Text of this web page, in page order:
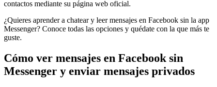
contactos mediante su página web oficial.
¿Quieres aprender a chatear y leer mensajes en Facebook sin la app
Messenger? Conoce todas las opciones y quédate con la que más te
guste.
Cómo ver mensajes en Facebook sin
Messenger y enviar mensajes privados